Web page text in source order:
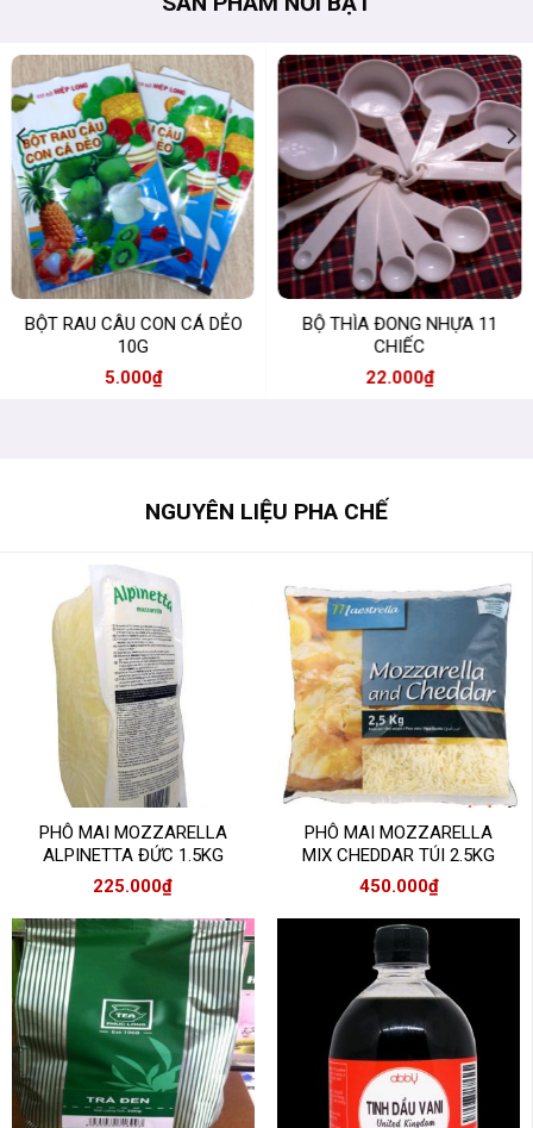
BÌNH LẮC PHA CHẾ INOX
COCKTAIL SHAKER 530ML
120.000₫
PHÔ MAI MOZZARELLA
ALPINETTA ĐỨC 1.5KG
225.000₫
NGUYÊN LIỆU PHA CHẾ
PHÔ MAI MOZZARELLA
ALPINETTA ĐỨC 1.5KG
225.000₫
PHÔ MAI MOZZARELLA
MIX CHEDDAR TÚI 2.5KG
450.000₫